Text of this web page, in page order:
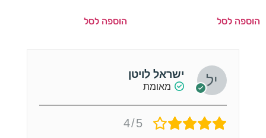
הוספה לסל הוספה לסל
ישראל לויטן
מאומת
4/5